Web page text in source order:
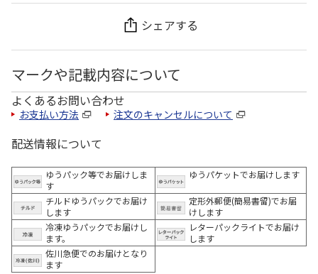
シェアする
マークや記載内容について
よくあるお問い合わせ
お支払い方法 注文のキャンセルについて
配送情報について
ゆうパック等でお届けしま
す
ゆうパケットでお届けします
チルドゆうパックでお届け
します
定形外郵便(簡易書留)でお届
けします
冷凍ゆうパックでお届けし
ます。
レターパックライトでお届け
します
佐川急便でのお届けとなり
ます